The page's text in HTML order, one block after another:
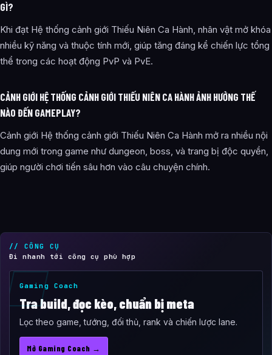
GÌ?
Khi đạt Hệ thống cảnh giới Thiếu Niên Ca Hành, nhân vật mở khóa
nhiều kỹ năng và thuộc tính mới, giúp tăng đáng kể chiến lực tổng
thể trong các hoạt động PvP và PvE.
CẢNH GIỚI HỆ THỐNG CẢNH GIỚI THIẾU NIÊN CA HÀNH ẢNH HƯỞNG THẾ
NÀO ĐẾN GAMEPLAY?
Cảnh giới Hệ thống cảnh giới Thiếu Niên Ca Hành mở ra nhiều nội
dung mới trong game như dungeon, boss, và trang bị độc quyền,
giúp người chơi tiến sâu hơn vào câu chuyện chính.
// CÔNG CỤ
Đi nhanh tới công cụ phù hợp
Gaming Coach
Tra build, đọc kèo, chuẩn bị meta
Lọc theo game, tướng, đối thủ, rank và chiến lược lane.
Mở Gaming Coach →